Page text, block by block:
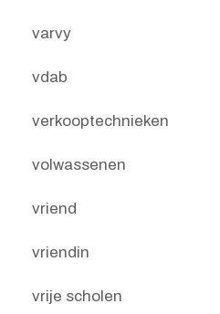
varvy
vdab
verkooptechnieken
volwassenen
vriend
vriendin
vrije scholen